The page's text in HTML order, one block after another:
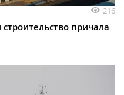
216
причала